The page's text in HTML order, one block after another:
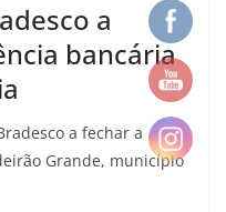
a
bancária
a fechar a
Grande, município